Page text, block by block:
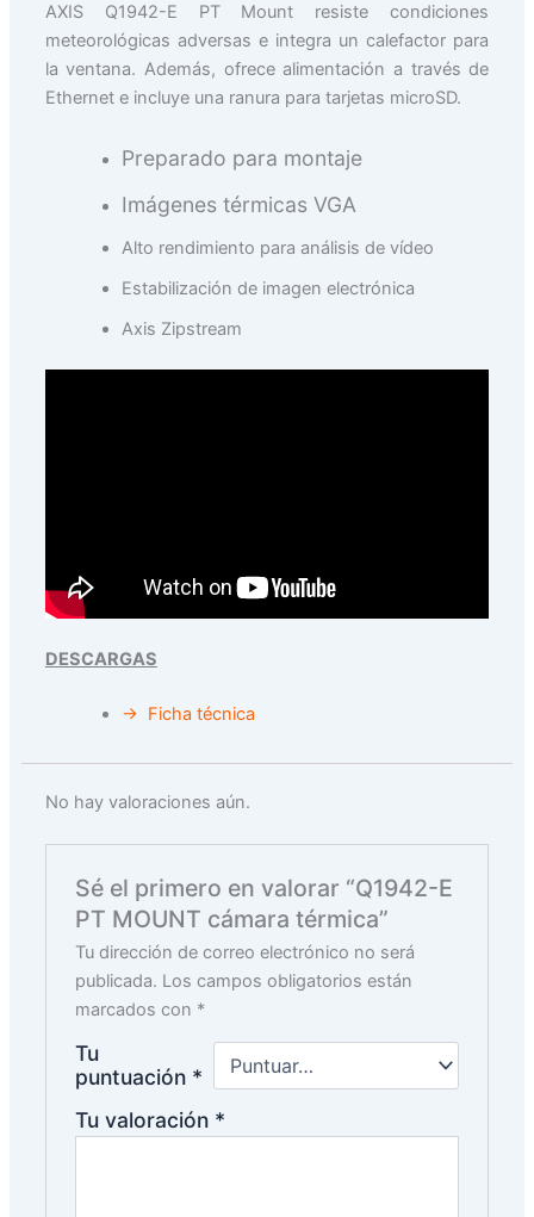
AXIS Q1942-E PT Mount resiste condiciones
meteorológicas adversas e integra un calefactor para
la ventana. Además, ofrece alimentación a través de
Ethernet e incluye una ranura para tarjetas microSD.
Preparado para montaje
Imágenes térmicas VGA
Alto rendimiento para análisis de vídeo
Estabilización de imagen electrónica
Axis Zipstream
DESCARGAS
→ Ficha técnica
No hay valoraciones aún.
Sé el primero en valorar “Q1942-E
PT MOUNT cámara térmica”
Tu dirección de correo electrónico no será
publicada. Los campos obligatorios están
marcados con *
Tu
puntuación *
Tu valoración *